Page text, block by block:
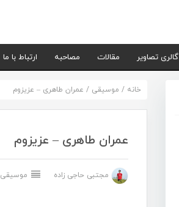
گالری تصاویر مقالات مصاحبه ارتباط با ما
خانه / موسیقی / عمران طاهری – عزیزوم
عمران طاهری – عزیزوم
مجتبی حاجی زاده موسیقی